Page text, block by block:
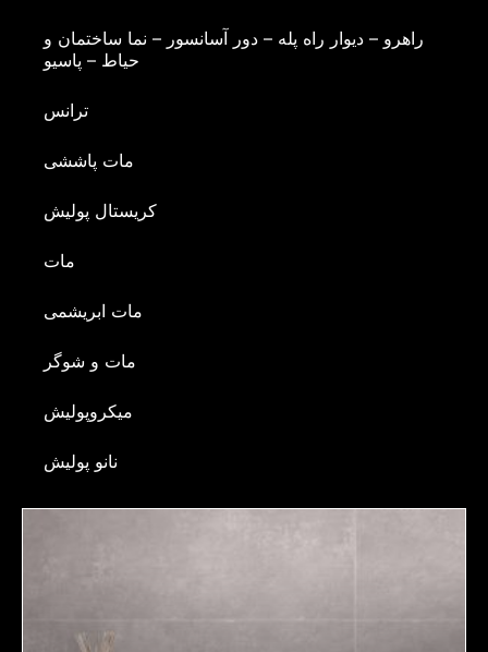
راهرو – دیوار راه پله – دور آسانسور – نما ساختمان و
حیاط – پاسیو
ترانس
مات پاششی
کریستال پولیش
مات
مات ابریشمی
مات و شوگر
میکروپولیش
نانو پولیش